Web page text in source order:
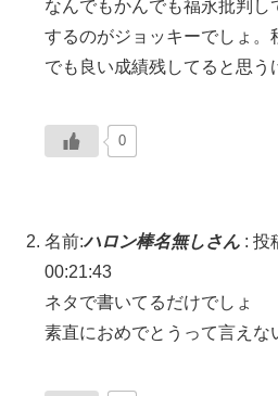
なんでもかんでも福永批判
するのがジョッキーでしょ。
でも良い成績残してると思う
0
名前:ハロン棒名無しさん : 投
00:21:43
ネタで書いてるだけでしょ
素直におめでとうって言えな